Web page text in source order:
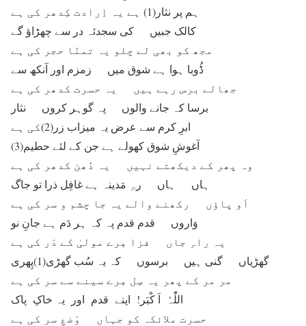
ہم پر نثار(1) ہے یہ اِرادت کِدھر کی ہے
کالک جبیں کی سجدئہ در سے چھڑاؤ گے
مجھ کو بھی لے چلو یہ تمنّا حجر کی ہے
ڈُوبا ہوا ہے شوق میں زمزم اور آنکھ سے
جھالے برس رہے ہیں یہ حسرت کدھر کی ہے
برسا کہ جانے والوں پہ گوہر کروں نثار
ابرِ کرم سے عرض یہ میزاب زر(2)کی ہے
آغوشِ شوق کھولے ہے جن کے لئے حطیم(3)
وہ پھر کے دیکھتے نہیں یہ دُھن کدھر کی ہے
ہاں ہاں رہِ مَدینہ ہے غافِل ذرا تو جاگ
اَو پاؤں رکھنے والے یہ جا چشم و سر کی ہے
وَاروں قدم قدم پہ کہ ہر دَم ہے جانِ نو
یہ راہِ جاں فزا مِرے مولیٰ کے دَر کی ہے
گھڑیاں گنی ہیں برسوں کہ یہ سُب گھڑی(1)پِھری
مر مر کے پھر یہ سِل مِرے سینے سے سر کی ہے
اللّٰہُ اَ کْبَر! اپنے قدم اور یہ خاکِ پاک
حسرت ملائکہ کو جہاں وَضعِ سر کی ہے